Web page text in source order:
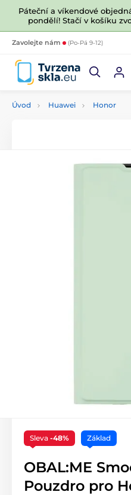
Páteční a víkendové
pondělí! Stačí v košíku
Zavolejte nám (Po-Pá 9-12)
Úvod Huawei Honor
Sleva -48% Základ
OBAL:ME
Pouzdro pro